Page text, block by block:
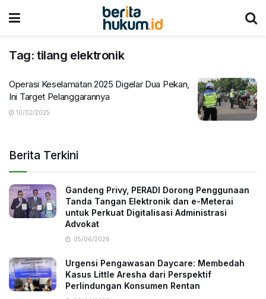
Tag: tilang elektronik
Operasi Keselamatan 2025 Digelar Dua Pekan,
Ini Target Pelanggarannya
10/02/2025
Berita Terkini
Gandeng Privy, PERADI Dorong Penggunaan
Tanda Tangan Elektronik dan e-Meterai
untuk Perkuat Digitalisasi Administrasi
Advokat
05/06/2026
Urgensi Pengawasan Daycare: Membedah
Kasus Little Aresha dari Perspektif
Perlindungan Konsumen Rentan